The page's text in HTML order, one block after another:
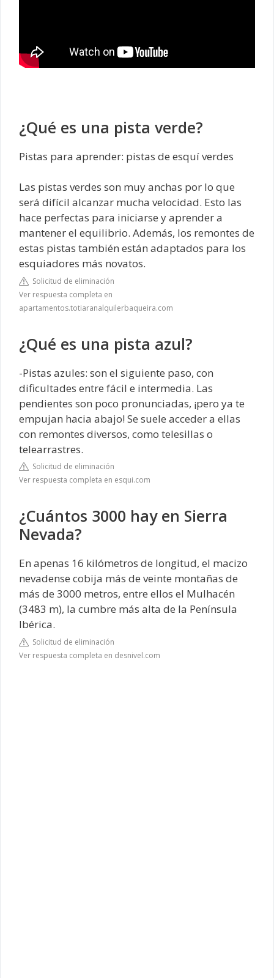
¿Qué es una pista verde?
Pistas para aprender: pistas de esquí verdes
Las pistas verdes son muy anchas por lo que
será difícil alcanzar mucha velocidad. Esto las
hace perfectas para iniciarse y aprender a
mantener el equilibrio. Además, los remontes de
estas pistas también están adaptados para los
esquiadores más novatos.
Solicitud de eliminación
Ver respuesta completa en
apartamentos.totiaranalquilerbaqueira.com
¿Qué es una pista azul?
-Pistas azules: son el siguiente paso, con
dificultades entre fácil e intermedia. Las
pendientes son poco pronunciadas, ¡pero ya te
empujan hacia abajo! Se suele acceder a ellas
con remontes diversos, como telesillas o
telearrastres.
Solicitud de eliminación
Ver respuesta completa en esqui.com
¿Cuántos 3000 hay en Sierra
Nevada?
En apenas 16 kilómetros de longitud, el macizo
nevadense cobija más de veinte montañas de
más de 3000 metros, entre ellos el Mulhacén
(3483 m), la cumbre más alta de la Península
Ibérica.
Solicitud de eliminación
Ver respuesta completa en desnivel.com